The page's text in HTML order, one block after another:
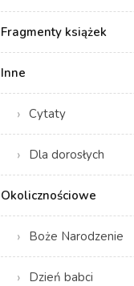
Fragmenty książek
Inne
Cytaty
Dla dorosłych
Okolicznościowe
Boże Narodzenie
Dzień babci